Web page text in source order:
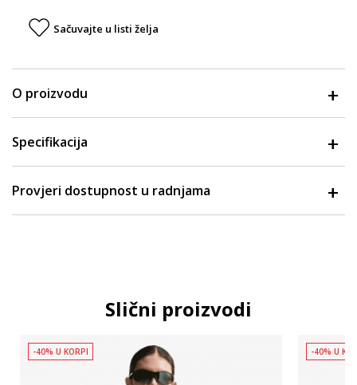
Sačuvajte u listi želja
O proizvodu
Specifikacija
Provjeri dostupnost u radnjama
Slični proizvodi
-40% U KORPI -40% U